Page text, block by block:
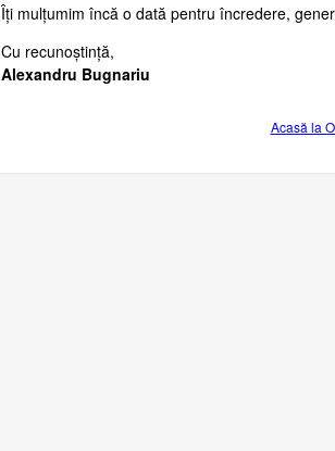
Îți mulțumim încă o dată pentru încredere,
Cu recunoștință,
Alexandru Bugnariu
Acasă la